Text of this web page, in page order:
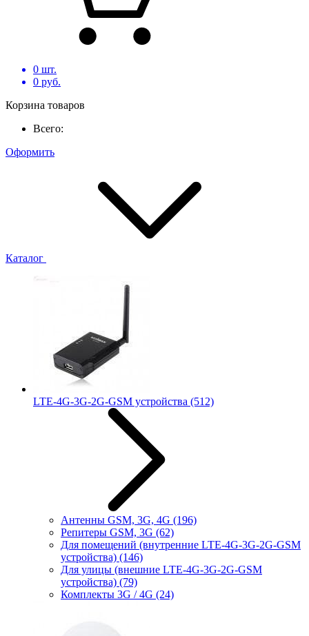
0 шт.
0 руб.
Корзина товаров
Всего:
Оформить
Каталог
LTE-4G-3G-2G-GSM устройства (512)
Антенны GSM, 3G, 4G (196)
Репитеры GSM, 3G (62)
Для помещений (внутренние LTE-4G-3G-2G-GSM
устройства) (146)
Для улицы (внешние LTE-4G-3G-2G-GSM
устройства) (79)
Комплекты 3G / 4G (24)